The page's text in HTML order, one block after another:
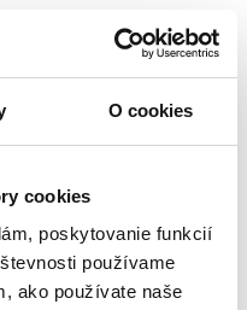
O cookies
cookies
poskytovanie funkcií
používame
ako používate naše